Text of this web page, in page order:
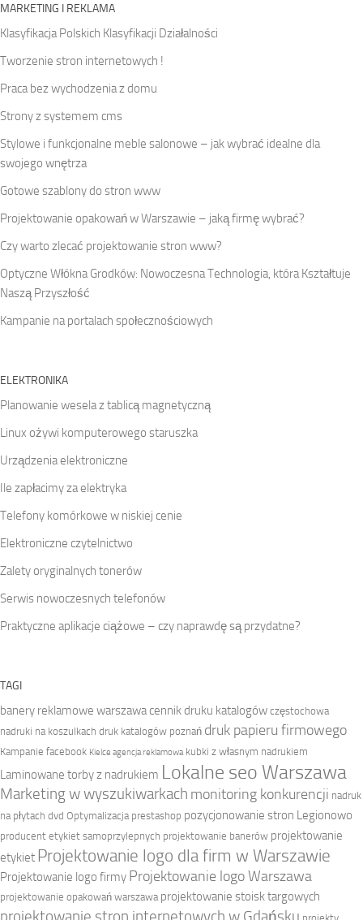
MARKETING I REKLAMA
Klasyfikacja Polskich Klasyfikacji Działalności
Tworzenie stron internetowych !
Praca bez wychodzenia z domu
Strony z systemem cms
Stylowe i funkcjonalne meble salonowe – jak wybrać idealne dla
swojego wnętrza
Gotowe szablony do stron www
Projektowanie opakowań w Warszawie – jaką firmę wybrać?
Czy warto zlecać projektowanie stron www?
Optyczne Włókna Grodków: Nowoczesna Technologia, która Kształtuje
Naszą Przyszłość
Kampanie na portalach społecznościowych
ELEKTRONIKA
Planowanie wesela z tablicą magnetyczną
Linux ożywi komputerowego staruszka
Urządzenia elektroniczne
Ile zapłacimy za elektryka
Telefony komórkowe w niskiej cenie
Elektroniczne czytelnictwo
Zalety oryginalnych tonerów
Serwis nowoczesnych telefonów
Praktyczne aplikacje ciążowe – czy naprawdę są przydatne?
TAGI
banery reklamowe warszawacennik druku katalogów częstochowa
nadruki na koszulkach druk katalogów poznań druk papieru firmowego
Kampanie facebook Kielce agencja reklamowa kubki z własnym nadrukiem
Laminowane torby z nadrukiem Lokalne seo Warszawa
Marketing w wyszukiwarkach monitoring konkurencji nadruk
na płytach dvd Optymalizacja prestashop pozycjonowanie stron Legionowo
producent etykiet samoprzylepnych projektowanie banerów projektowanie
etykiet Projektowanie logo dla firm w Warszawie
Projektowanie logo firmy Projektowanie logo Warszawa
projektowanie opakowań warszawa projektowanie stoisk targowych